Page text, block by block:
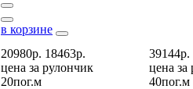
в корзине
20980р. 18463р.
цена за рулончик
20пог.м
39144р.
цена за
40пог.м